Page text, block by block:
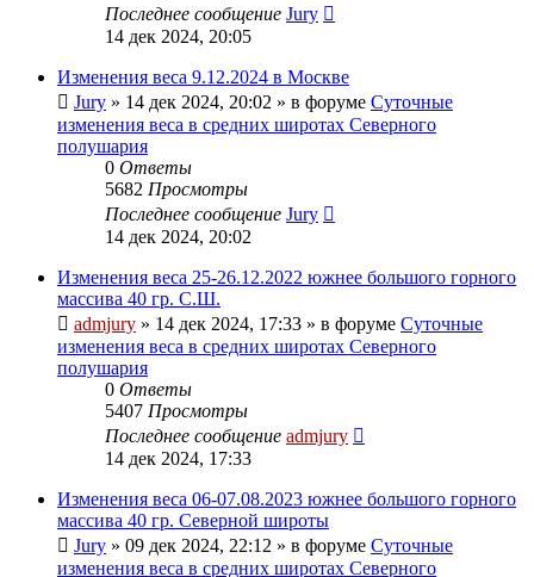
Последнее сообщение Jury
14 дек 2024, 20:05
Изменения веса 9.12.2024 в Москве
Jury » 14 дек 2024, 20:02 » в форуме Суточные
изменения веса в средних широтах Северного
полушария
0 Ответы
5682 Просмотры
Последнее сообщение Jury
14 дек 2024, 20:02
Изменения веса 25-26.12.2022 южнее большого горного
массива 40 гр. С.Ш.
admjury » 14 дек 2024, 17:33 » в форуме Суточные
изменения веса в средних широтах Северного
полушария
0 Ответы
5407 Просмотры
Последнее сообщение admjury
14 дек 2024, 17:33
Изменения веса 06-07.08.2023 южнее большого горного
массива 40 гр. Северной широты
Jury » 09 дек 2024, 22:12 » в форуме Суточные
изменения веса в средних широтах Северного